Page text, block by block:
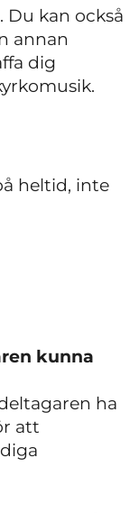
Du kan också
annan
dig
heltid, inte
kunna
ha
att